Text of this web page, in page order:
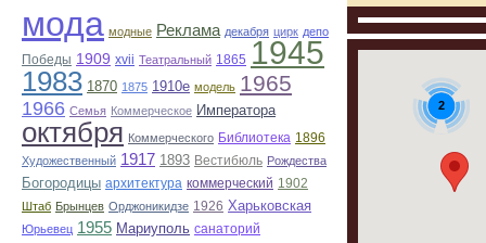
мода модные Реклама декабря цирк депо
Победы 1909 xvii Театральный 1865 1945
1983 1870 1875 1910е модель 1965
1966 Семья Коммерческое Императора
октября Коммерческого Библиотека 1896
Художественный 1917 1893 Вестибюль Рождества
Богородицы архитектура коммерческий 1902
Штаб Брынцев Орджоникидзе 1926 Харьковская
Юрьевец 1955 Мариуполь санаторий
2